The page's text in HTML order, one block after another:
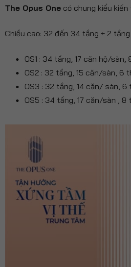
The Opus One có chung kiểu
Chiều cao: 32 đến 34 tầng + 2
OS1 : 34 tầng, 17 căn hộ/
OS2 : 32 tầng, 15 căn/sàn, 6
OS3 : 32 tầng, 14 căn/ sàn, 6
OS5 : 34 tầng, 17 căn/sàn ,